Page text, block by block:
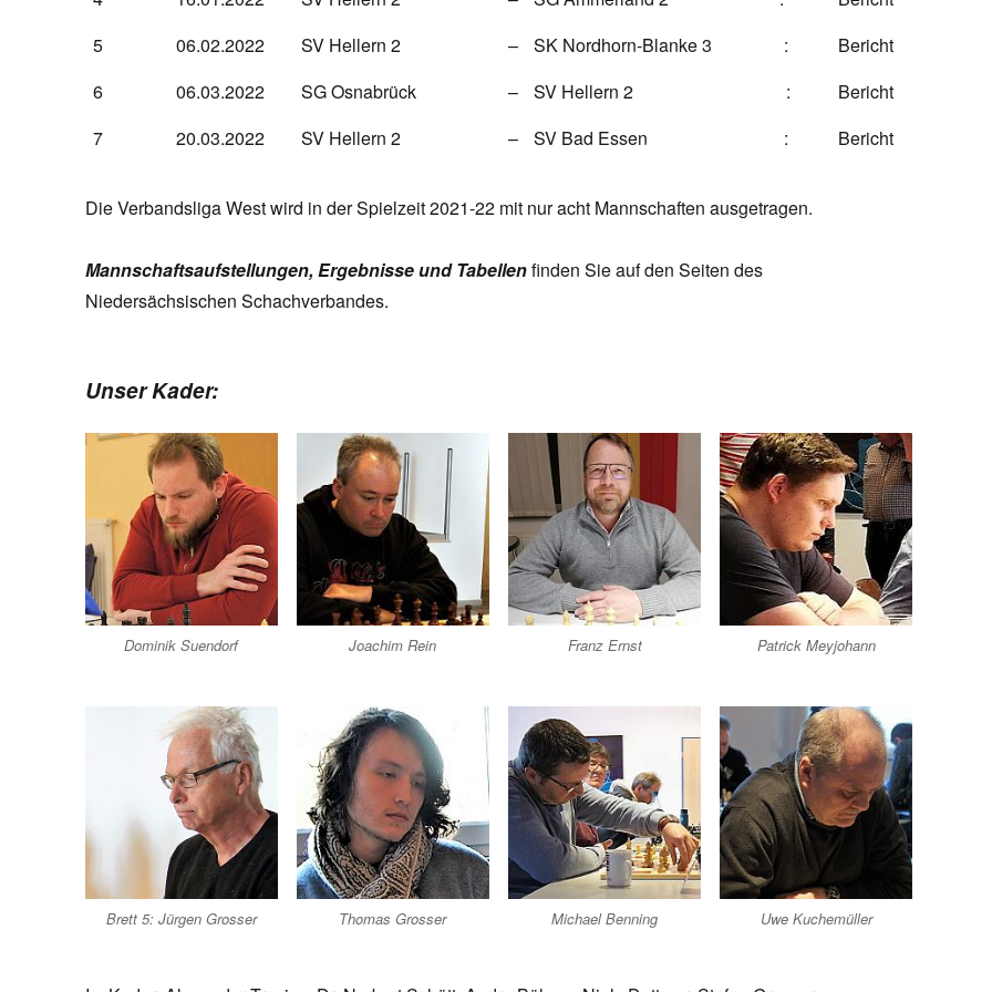
5
06.02.2022 SV Hellern 2 – SK Nordhorn-Blanke 3 :
Bericht
6
06.03.2022 SG Osnabrück – SV Hellern 2 :
Bericht
7
20.03.2022 SV Hellern 2 – SV Bad Essen : Bericht
Die Verbandsliga West wird in der Spielzeit 2021-22 mit nur acht Mannschaften ausgetragen.
Mannschaftsaufstellungen, Ergebnisse und Tabellenfinden Sie auf den Seiten des
Niedersächsischen Schachverbandes.
Unser Kader:
Dominik Suendorf Joachim Rein Franz Ernst Patrick Meyjohann
Brett 5: Jürgen Grosser Thomas Grosser Michael Benning Uwe Kuchemüller